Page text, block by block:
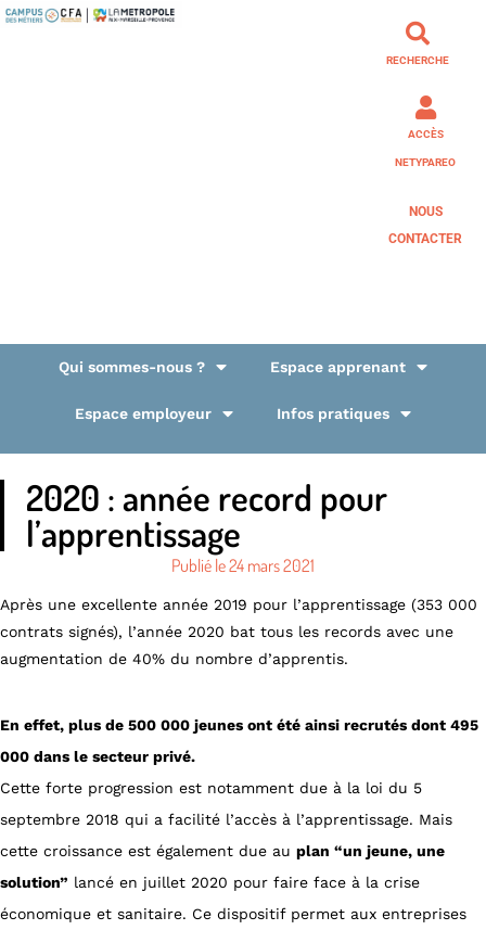
RECHERCHE
ACCÈS
NETYPAREO
NOUS
CONTACTER
Qui sommes-nous ? Espace apprenant
Espace employeur Infos pratiques
2020 : année record pour
l’apprentissage
Publié le24 mars 2021
Après une excellente année 2019 pour l’apprentissage (353 000
contrats signés), l’année 2020 bat tous les records avec une
augmentation de 40% du nombre d’apprentis.
En effet, plus de 500 000 jeunes ont été ainsi recrutés dont 495
000 dans le secteur privé.
Cette forte progression est notamment due à la loi du 5
septembre 2018 qui a facilité l’accès à l’apprentissage. Mais
cette croissance est également due au plan “un jeune, une
solution” lancé en juillet 2020 pour faire face à la crise
économique et sanitaire. Ce dispositif permet aux entreprises